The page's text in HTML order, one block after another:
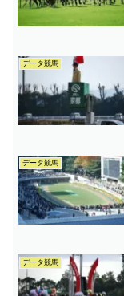
データ競馬
データ競馬
データ競馬